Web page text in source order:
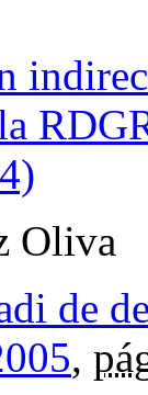
Oliva
de
,